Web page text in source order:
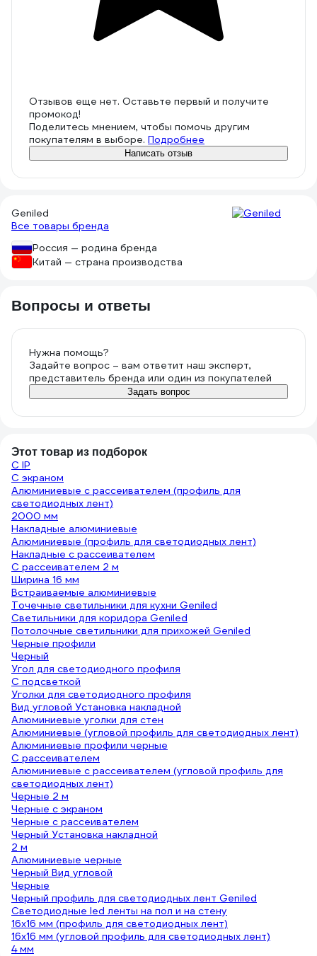
Отзывов еще нет. Оставьте первый и получите
промокод!
Поделитесь мнением, чтобы помочь другим
покупателям в выборе. Подробнее
Написать отзыв
Geniled
Все товары бренда
Россия — родина бренда
Китай — страна производства
Вопросы и ответы
Нужна помощь?
Задайте вопрос – вам ответит наш эксперт,
представитель бренда или один из покупателей
Задать вопрос
Этот товар из подборок
С IP
С экраном
Алюминиевые с рассеивателем (профиль для
светодиодных лент)
2000 мм
Накладные алюминиевые
Алюминиевые (профиль для светодиодных лент)
Накладные с рассеивателем
С рассеивателем 2 м
Ширина 16 мм
Встраиваемые алюминиевые
Точечные светильники для кухни Geniled
Светильники для коридора Geniled
Потолочные светильники для прихожей Geniled
Черные профили
Черный
Угол для светодиодного профиля
С подсветкой
Уголки для светодиодного профиля
Вид угловой Установка накладной
Алюминиевые уголки для стен
Алюминиевые (угловой профиль для светодиодных лент)
Алюминиевые профили черные
С рассеивателем
Алюминиевые с рассеивателем (угловой профиль для
светодиодных лент)
Черные 2 м
Черные с экраном
Черные с рассеивателем
Черный Установка накладной
2 м
Алюминиевые черные
Черный Вид угловой
Черные
Черный профиль для светодиодных лент Geniled
Светодиодные led ленты на пол и на стену
16х16 мм (профиль для светодиодных лент)
16х16 мм (угловой профиль для светодиодных лент)
4 мм